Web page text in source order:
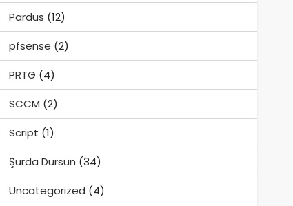
Pardus (12)
pfsense (2)
PRTG (4)
SCCM (2)
Script (1)
Şurda Dursun (34)
Uncategorized (4)